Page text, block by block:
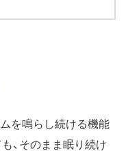
を鳴らし続ける機能
、そのまま眠り続け